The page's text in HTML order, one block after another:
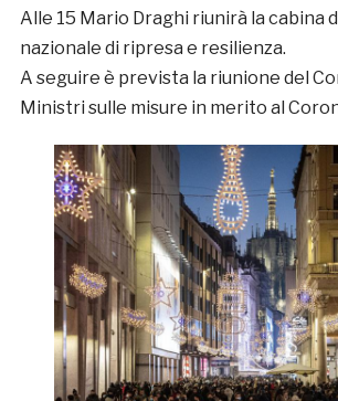
Alle 15 Mario Draghi riunirà la cabina
nazionale di ripresa e resilienza.
A seguire è prevista la riunione del
Ministri sulle misure in merito al